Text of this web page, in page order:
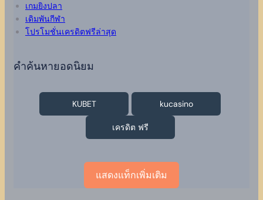
เกมยิงปลา
เดิมพันกีฬา
โปรโมชั่นเครดิตฟรีล่าสุด
คำค้นหายอดนิยม
KUBET kucasino
เครดิต ฟรี
แสดงแท็กเพิ่มเติม